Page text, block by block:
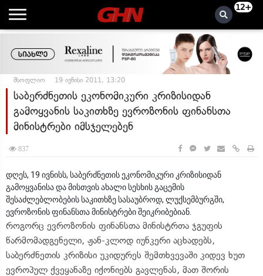
12+
მსოფლიო 19 ივნისი 2011, 13:20
საბერძნეთის ეკონომიკური კრიზისიდან
გამოყვანის საკითხზე ევროზონის ფინანსთა
მინისტრები იმსჯელებენ
837
დღეს, 19 ივნისს, საბერძნეთის ეკონომიკური კრიზისიდან
გამოყვანისა და მისთვის ახალი სესხის გაცემის
შესაძლებლობების საკითხზე სასაუბროდ, ლუქსემბურგში,
ევროზონის ფინანსთა მინისტრები შეიკრიბებიან.
როგორც ევროზონის ფინანსთა მინისტრთა ჯგუფის
წარმომადგენელი, ჟან-კლოდ იუნკერი აცხადებს,
საბერძნეთის კრიზისი უკიდურეს შემთხვევაში კიდევ ხუთ
ევროპულ ქვეყანაზე იქონიებს გავლენას, მათ შორის